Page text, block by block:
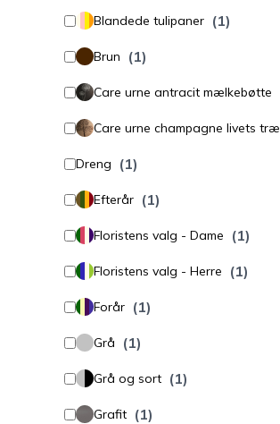
Blandede tulipaner (1)
Brun (1)
Care urne antracit mælkebøtte
Care urne champagne livets træ
Dreng (1)
Efterår (1)
Floristens valg - Dame (1)
Floristens valg - Herre (1)
Forår (1)
Grå (1)
Grå og sort (1)
Grafit (1)